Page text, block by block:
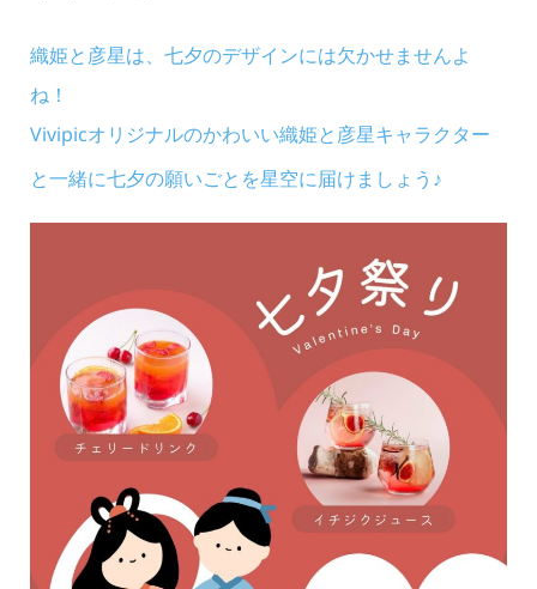
織姫と彦星は、七夕のデザインには欠かせませんよ
ね！
Vivipicオリジナルのかわいい織姫と彦星キャラクター
と一緒に七夕の願いごとを星空に届けましょう♪